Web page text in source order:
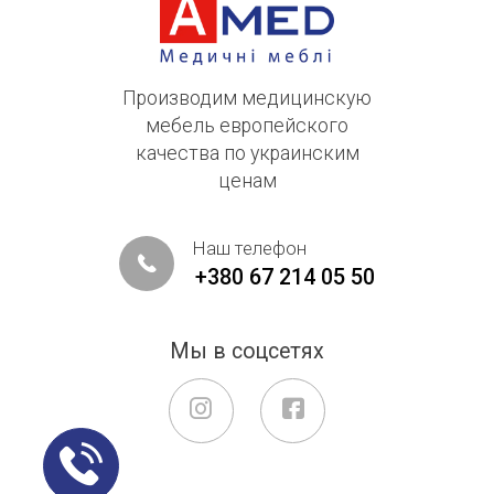
Производим медицинскую
мебель европейского
качества по украинским
ценам
Наш телефон
+380 67 214 05 50
Мы в соцсетях